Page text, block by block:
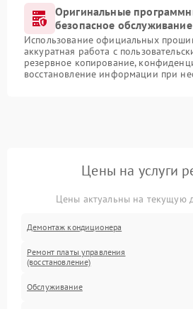
Оригинальные
безопасное
Использование официальных
аккуратная работа с
резервное копирование,
восстановление информации при
Цены на услуги
Цены актуальны на текущую
Демонтаж кондиционера
Ремонт платы управления
(восстановление)
Обслуживание